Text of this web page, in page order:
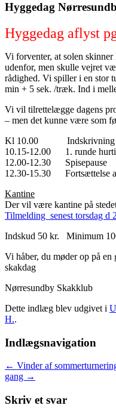
Hyggedag
Hyggedag aflyst
Vi forventer, at solen
udenfor, men skulle vejret
rådighed. Vi spiller i en stor
min + 5 sek. /træk. Ind i
Vi vil tilrettelægge dagens
– men det kunne være som
Kl 10.00 Indskrivning
10.15-12.00 1. runde
12.00-12.30 Spisepause
12.30-15.30 Fortsættelse
Kantine
Der vil være kantine på
Tilmelding senest torsdag d
Indskud 50 kr. Minimum
Vi håber, du møder op på
skakdag
Nørresundby Skakklub
Dette indlæg blev udgivet i
H..
Indlægsnavigation
← Vinder af
gang →
Skriv et svar